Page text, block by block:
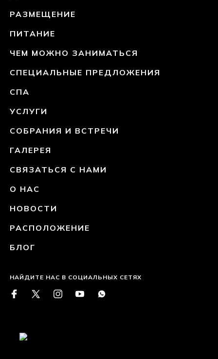
РАЗМЕЩЕНИЕ
ПИТАНИЕ
ЧЕМ МОЖНО ЗАНИМАТЬСЯ
СПЕЦИАЛЬНЫЕ ПРЕДЛОЖЕНИЯ
СПА
УСЛУГИ
СОБРАНИЯ И ВСТРЕЧИ
ГАЛЕРЕЯ
СВЯЗАТЬСЯ С НАМИ
О НАС
НОВОСТИ
РАСПОЛОЖЕНИЕ
БЛОГ
НАЙДИТЕ НАС В СОЦИАЛЬНЫХ СЕТЯХ